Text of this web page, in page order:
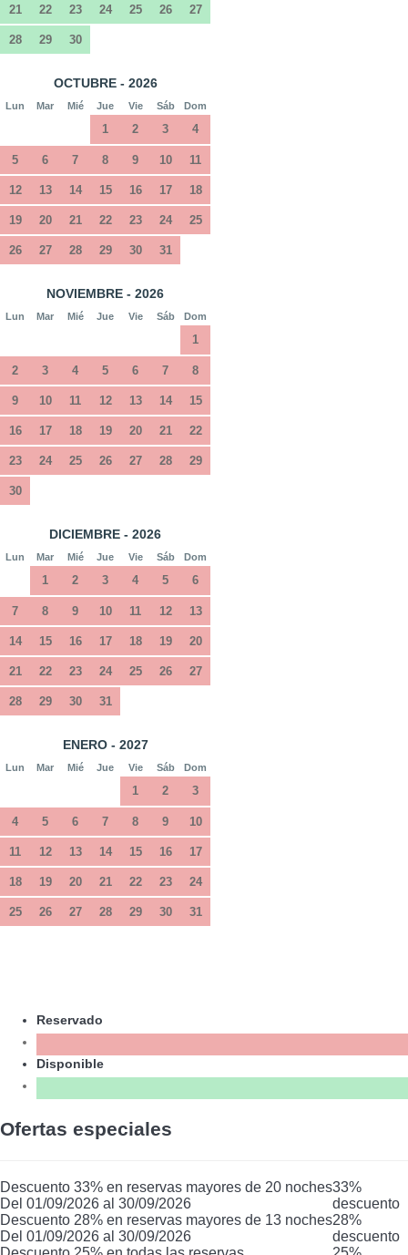
21 22 23 24 25 26 27
28 29 30
OCTUBRE - 2026
Lun Mar Mié Jue Vie Sáb Dom
1 2 3 4
5 6 7 8 9 10 11
12 13 14 15 16 17 18
19 20 21 22 23 24 25
26 27 28 29 30 31
NOVIEMBRE - 2026
Lun Mar Mié Jue Vie Sáb Dom
1
2 3 4 5 6 7 8
9 10 11 12 13 14 15
16 17 18 19 20 21 22
23 24 25 26 27 28 29
30
DICIEMBRE - 2026
Lun Mar Mié Jue Vie Sáb Dom
1 2 3 4 5 6
7 8 9 10 11 12 13
14 15 16 17 18 19 20
21 22 23 24 25 26 27
28 29 30 31
ENERO - 2027
Lun Mar Mié Jue Vie Sáb Dom
1 2 3
4 5 6 7 8 9 10
11 12 13 14 15 16 17
18 19 20 21 22 23 24
25 26 27 28 29 30 31
Reservado
Disponible
Ofertas especiales
Descuento 33% en reservas mayores de 20 noches
Del 01/09/2026 al 30/09/2026
33%
descuento
Descuento 28% en reservas mayores de 13 noches
Del 01/09/2026 al 30/09/2026
28%
descuento